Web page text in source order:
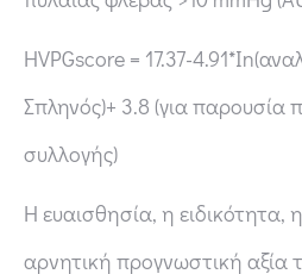
HVPGscore = 17.37-
Σπληνός)+ 3.8 (για παρουσία
συλλογής)
H ευαισθησία, η ειδικότητα,
αρνητική προγνωστική αξία